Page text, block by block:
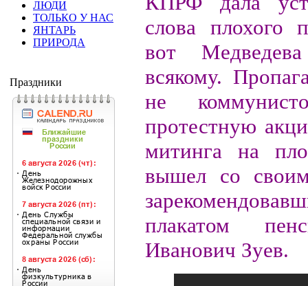
ЛЮДИ
ТОЛЬКО У НАС
ЯНТАРЬ
ПРИРОДА
Праздники
слова плохого
вот
всякому.
не
протестную
митинга на
вышел со
плакатом
Иванович Зуев.